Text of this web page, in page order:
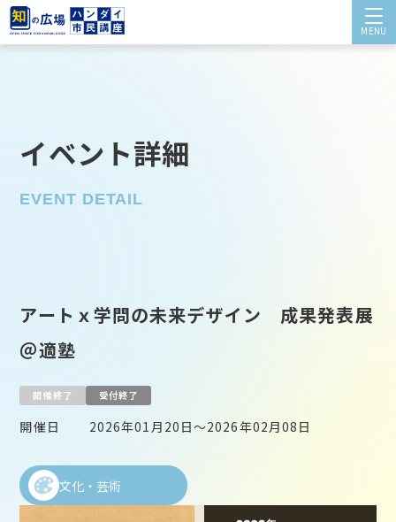
MENU
イベント詳細
アートｘ学問の未来デザイン 成果発表展
＠適塾
開催終了 受付終了
開催日 2026年01月20日～2026年02月08日
文化・芸術